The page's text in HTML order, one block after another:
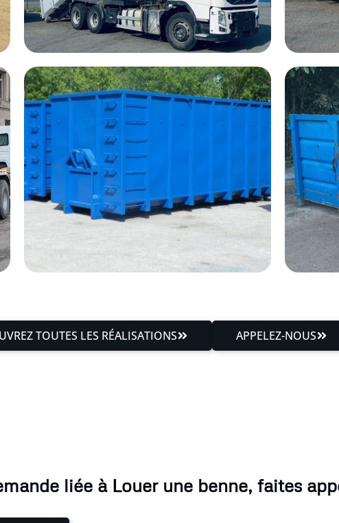
TOUTES LES RÉALISATIONS APPELEZ-NOUS
liée à Louer une benne, faites